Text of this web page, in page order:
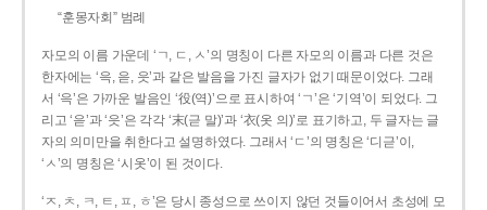
“훈몽자회” 범례
자모의 이름 가운데 ‘ㄱ, ㄷ, ㅅ’의 명칭이 다른 자모의 이름과 다른 것은
한자에는 ‘윽, 읃, 읏’과 같은 발음을 가진 글자가 없기 때문이었다. 그래
서 ‘윽’은 가까운 발음인 ‘役(역)’으로 표시하여 ‘ㄱ’은 ‘기역’이 되었다. 그
리고 ‘읃’과 ‘읏’은 각각 ‘末(귿 말)’과 ‘衣(옷 의)’로 표기하고, 두 글자는 글
자의 의미만을 취한다고 설명하였다. 그래서 ‘ㄷ’의 명칭은 ‘디귿’이,
‘ㅅ’의 명칭은 ‘시옷’이 된 것이다.
‘ㅈ, ㅊ, ㅋ, ㅌ, ㅍ, ㅎ’은 당시 종성으로 쓰이지 않던 것들이어서 초성에 모